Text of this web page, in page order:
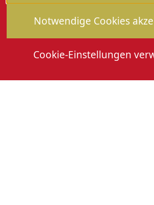
Notwendige Cookies
Cookie-Einstellungen